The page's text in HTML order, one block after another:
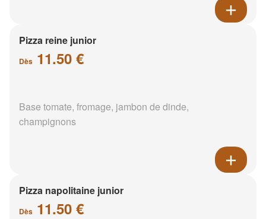
Pizza reine junior
Dès 11.50 €
Base tomate, fromage, jambon de dinde,
champignons
Pizza napolitaine junior
Dès 11.50 €